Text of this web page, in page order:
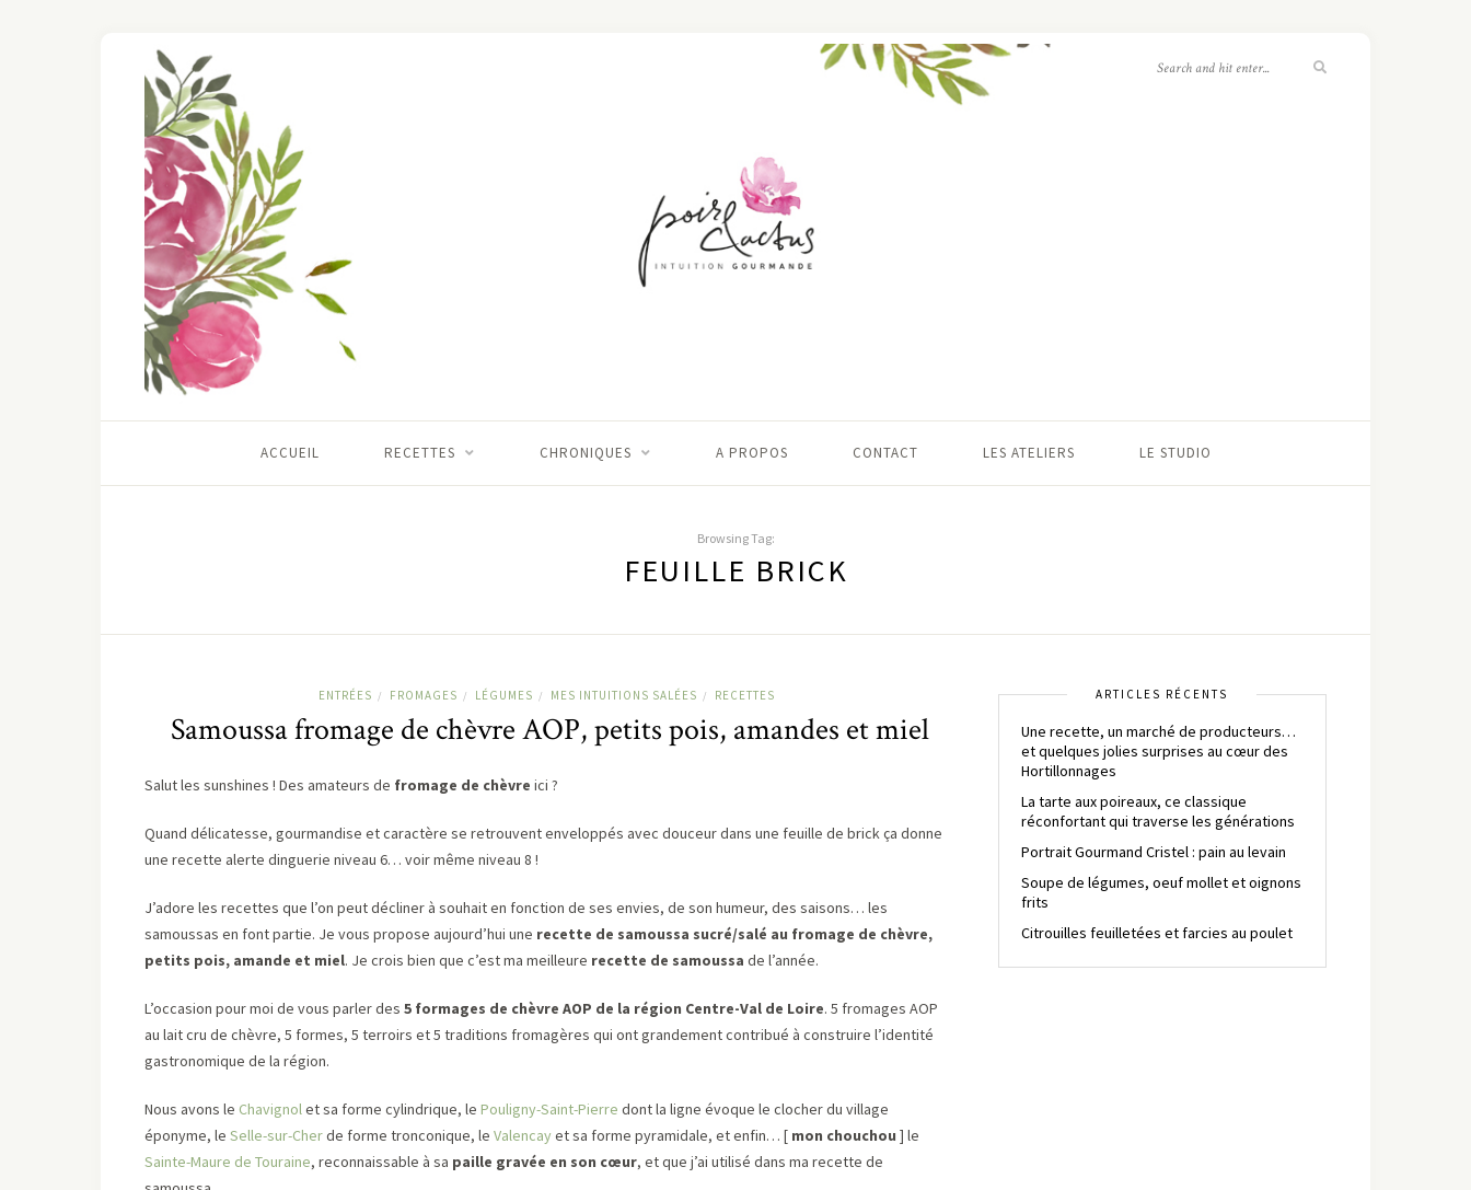
ACCUEIL RECETTES CHRONIQUES A PROPOS CONTACT LES ATELIERS LE STUDIO
Browsing Tag:
FEUILLE BRICK
ENTRÉES / FROMAGES / LÉGUMES / MES INTUITIONS SALÉES / RECETTES
Samoussa fromage de chèvre AOP, petits pois, amandes et miel
Salut les sunshines ! Des amateurs de fromage de chèvre ici ?
Quand délicatesse, gourmandise et caractère se retrouvent enveloppés avec douceur dans une feuille de brick ça donne
une recette alerte dinguerie niveau 6… voir même niveau 8 !
J’adore les recettes que l’on peut décliner à souhait en fonction de ses envies, de son humeur, des saisons… les
samoussas en font partie. Je vous propose aujourd’hui une recette de samoussa sucré/salé au fromage de chèvre,
petits pois, amande et miel. Je crois bien que c’est ma meilleure recette de samoussa de l’année.
L’occasion pour moi de vous parler des 5 formages de chèvre AOP de la région Centre-Val de Loire. 5 fromages AOP
au lait cru de chèvre, 5 formes, 5 terroirs et 5 traditions fromagères qui ont grandement contribué à construire l’identité
gastronomique de la région.
Nous avons le Chavignol et sa forme cylindrique, le Pouligny-Saint-Pierre dont la ligne évoque le clocher du village
éponyme, le Selle-sur-Cherde forme tronconique, le Valencayet sa forme pyramidale, et enfin… [ mon chouchou ] le
Sainte-Maure de Touraine, reconnaissable à sa paille gravée en son cœur, et que j’ai utilisé dans ma recette de
ARTICLES RÉCENTS
Une recette, un marché de producteurs…
et quelques jolies surprises au cœur des
Hortillonnages
La tarte aux poireaux, ce classique
réconfortant qui traverse les générations
Portrait Gourmand Cristel : pain au levain
Soupe de légumes, oeuf mollet et oignons
frits
Citrouilles feuilletées et farcies au poulet